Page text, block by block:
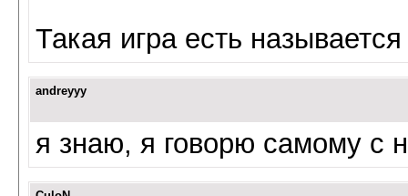
Такая игра есть
andreyyy
я знаю, я говорю самому с